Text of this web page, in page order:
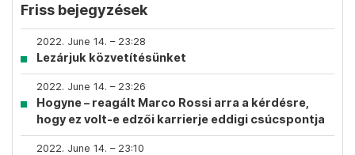
Friss bejegyzések
2022. June 14. – 23:28
Lezárjuk közvetítésünket
2022. June 14. – 23:26
Hogyne – reagált Marco Rossi arra a kérdésre,
hogy ez volt-e edzői karrierje eddigi csúcspontja
2022. June 14. – 23:10